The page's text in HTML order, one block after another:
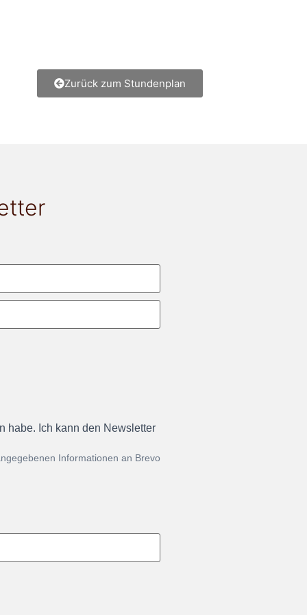
Zurück zum Stundenplan
habe. Ich kann den Newsletter
Informationen an Brevo